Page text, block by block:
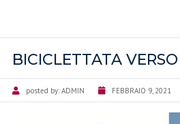
BICICLETTATA
posted by: ADMIN FEBBRAIO 9, 2021